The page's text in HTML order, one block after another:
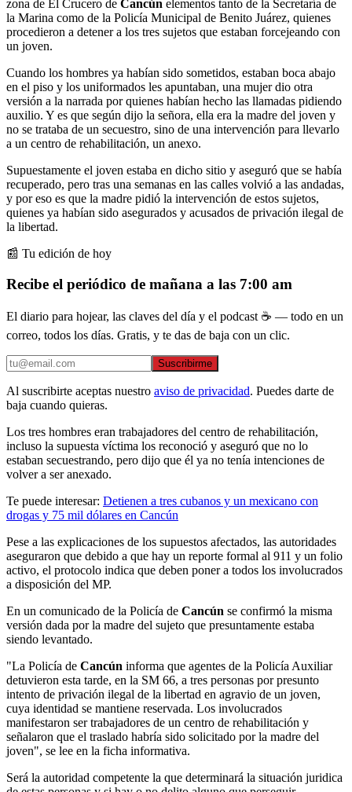
zona de El Crucero de Cancún elementos tanto de la Secretaría de
la Marina como de la Policía Municipal de Benito Juárez, quienes
procedieron a detener a los tres sujetos que estaban forcejeando con
un joven.
Cuando los hombres ya habían sido sometidos, estaban boca abajo
en el piso y los uniformados les apuntaban, una mujer dio otra
versión a la narrada por quienes habían hecho las llamadas pidiendo
auxilio. Y es que según dijo la señora, ella era la madre del joven y
no se trataba de un secuestro, sino de una intervención para llevarlo
a un centro de rehabilitación, un anexo.
Supuestamente el joven estaba en dicho sitio y aseguró que se había
recuperado, pero tras una semanas en las calles volvió a las andadas,
y por eso es que la madre pidió la intervención de estos sujetos,
quienes ya habían sido asegurados y acusados de privación ilegal de
la libertad.
📰 Tu edición de hoy
Recibe el periódico de mañana a las 7:00 am
El diario para hojear, las claves del día y el podcast ☕ — todo en un
correo, todos los días. Gratis, y te das de baja con un clic.
Suscribirme
Al suscribirte aceptas nuestro aviso de privacidad. Puedes darte de
baja cuando quieras.
Los tres hombres eran trabajadores del centro de rehabilitación,
incluso la supuesta víctima los reconoció y aseguró que no lo
estaban secuestrando, pero dijo que él ya no tenía intenciones de
volver a ser anexado.
Te puede interesar: Detienen a tres cubanos y un mexicano con
drogas y 75 mil dólares en Cancún
Pese a las explicaciones de los supuestos afectados, las autoridades
aseguraron que debido a que hay un reporte formal al 911 y un folio
activo, el protocolo indica que deben poner a todos los involucrados
a disposición del MP.
En un comunicado de la Policía de Cancún se confirmó la misma
versión dada por la madre del sujeto que presuntamente estaba
siendo levantado.
"La Policía de Cancún informa que agentes de la Policía Auxiliar
detuvieron esta tarde, en la SM 66, a tres personas por presunto
intento de privación ilegal de la libertad en agravio de un joven,
cuya identidad se mantiene reservada. Los involucrados
manifestaron ser trabajadores de un centro de rehabilitación y
señalaron que el traslado habría sido solicitado por la madre del
joven", se lee en la ficha informativa.
Será la autoridad competente la que determinará la situación juridica